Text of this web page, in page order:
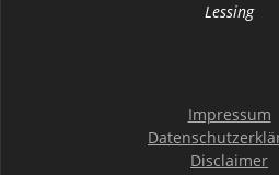
Lessing
Impressum
Disclaimer